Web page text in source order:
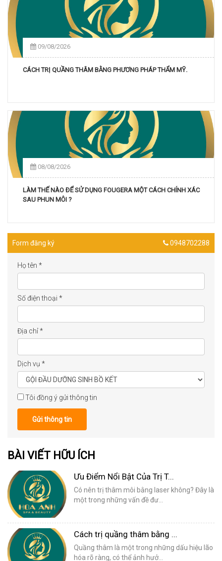
09/08/2026
CÁCH TRỊ QUẦNG THÂM BẰNG PHƯƠNG PHÁP THẨM MỸ.
08/08/2026
LÀM THẾ NÀO ĐỂ SỬ DỤNG FOUGERA MỘT CÁCH CHÍNH XÁC
SAU PHUN MÔI ?
Form đăng ký 0948702288
Họ tên *
Số điện thoại *
Địa chỉ*
Dịch vụ *
Tôi đồng ý gửi thông tin
Gửi thông tin
BÀI VIẾT HỮU ÍCH
Ưu Điểm Nổi Bật Của Trị T...
Có nên trị thâm môi bằng laser không? Đây là
một trong những vấn đề đư...
Cách trị quầng thâm bằng ...
Quầng thâm là một trong những dấu hiệu lão
hóa rõ ràng, có thể ảnh hưở...